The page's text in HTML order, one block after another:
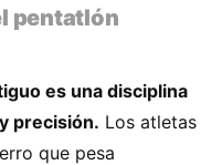
pentatlón
es una disciplina
precisión. Los atletas
que pesa